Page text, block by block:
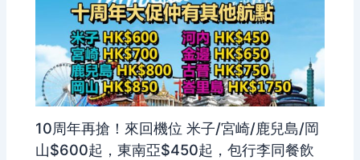
10周年再搶！來回機位 米子/宮崎/鹿兒島/岡
山$600起，東南亞$450起，包行李同餐飲